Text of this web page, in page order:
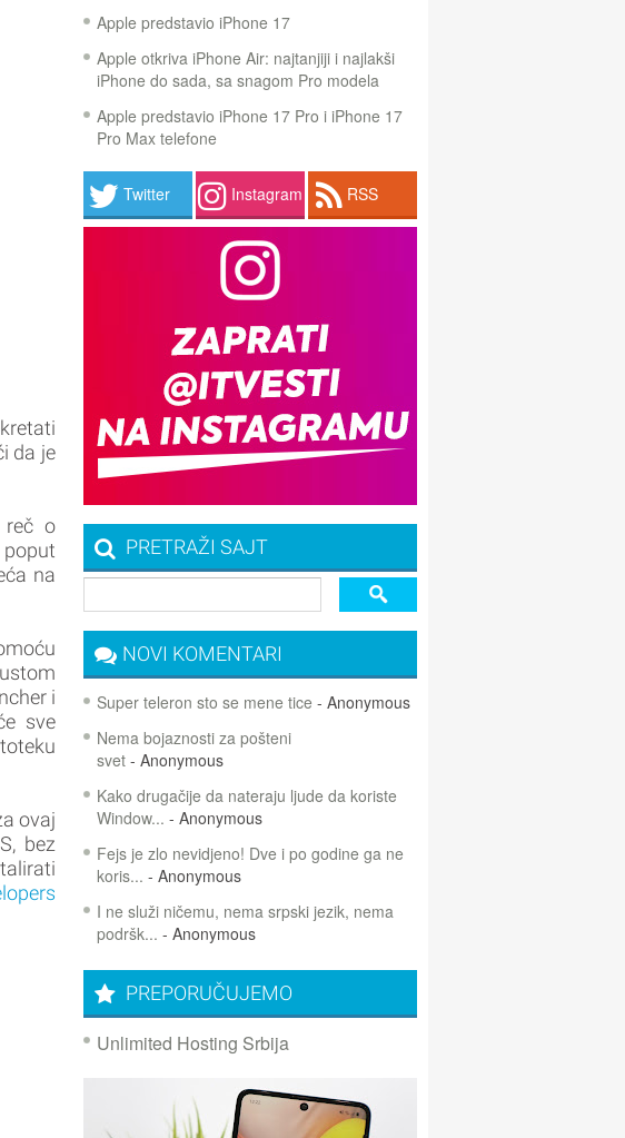
da je
reč o
na
i
sve
ovaj
bez
Apple predstavio iPhone 17
Apple otkriva iPhone Air: najtanjiji i najlakši
iPhone do sada, sa snagom Pro modela
Apple predstavio iPhone 17 Pro i iPhone 17
Pro Max telefone
Twitter Instagram RSS
PRETRAŽI SAJT
NOVI KOMENTARI
Super teleron sto se mene tice - Anonymous
Nema bojaznosti za pošteni
svet - Anonymous
Kako drugačije da nateraju ljude da koriste
Window... - Anonymous
Fejs je zlo nevidjeno! Dve i po godine ga ne
koris... - Anonymous
I ne služi ničemu, nema srpski jezik, nema
podršk... - Anonymous
PREPORUČUJEMO
Unlimited Hosting Srbija